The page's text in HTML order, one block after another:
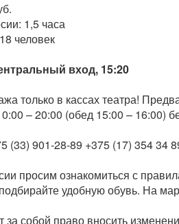
1,5 часа
18 человек
вход, 15:20
только в кассах театра!
– 20:00 (обед 15:00 – 16:00)
(33) 901-28-89 +375 (17) 354 34
просим ознакомиться с
удобную обувь. На
за собой право вносить